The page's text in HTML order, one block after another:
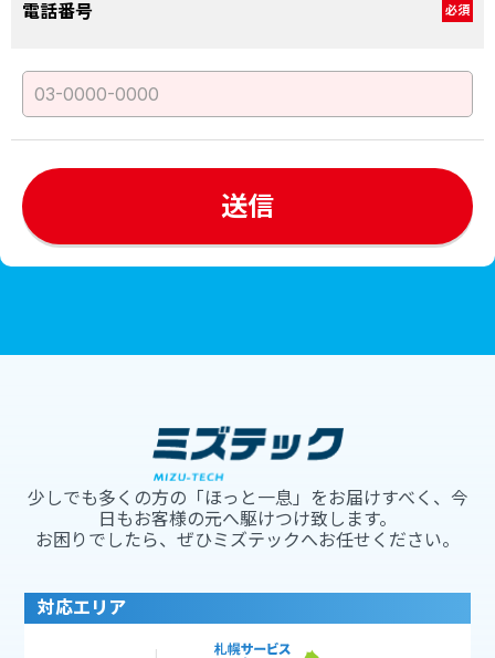
電話番号 必須
少しでも多くの方の「ほっと一息」をお届けすべく、今
日もお客様の元へ駆けつけ致します。
お困りでしたら、ぜひミズテックへお任せください。
対応エリア